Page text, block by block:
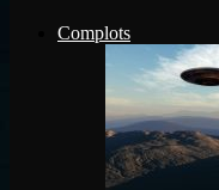
Complots